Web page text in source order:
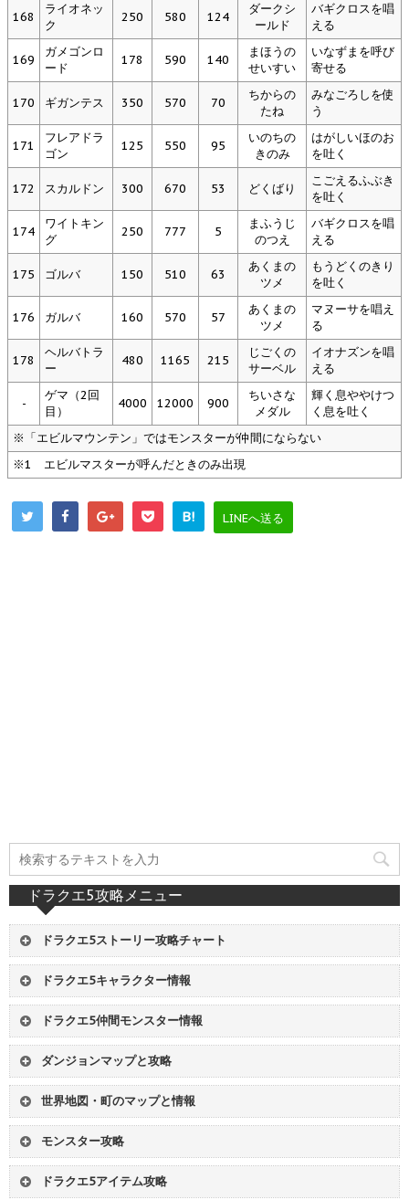
168
ライオネッ
ク
250 580 124
ダークシ
ールド
バギクロスを唱
える
169
ガメゴンロ
ード
178 590 140
まほうの
せいすい
いなずまを呼び
寄せる
170 ギガンテス 350 570 70
ちからの
たね
みなごろしを使
う
171
フレアドラ
ゴン
125 550 95
いのちの
きのみ
はがしいほのお
を吐く
172 スカルドン 300 670 53 どくばり
こごえるふぶき
を吐く
174
ワイトキン
グ
250 777 5
まふうじ
のつえ
バギクロスを唱
える
175 ゴルバ 150 510 63
あくまの
ツメ
もうどくのきり
を吐く
176 ガルバ 160 570 57
あくまの
ツメ
マヌーサを唱え
る
178
ヘルバトラ
ー
480 1165 215
じごくの
サーベル
イオナズンを唱
える
-
ゲマ（2回
目）
4000 12000 900
ちいさな
メダル
輝く息ややけつ
く息を吐く
※「エビルマウンテン」ではモンスターが仲間にならない
※1 エビルマスターが呼んだときのみ出現
B! LINEへ送る
ドラクエ5攻略メニュー
ドラクエ5ストーリー攻略チャート
01
ストレンジャー号 - レヌール城
02
妖精の村 - 古代の遺跡
03
青年時代前半開始 - ヘンリー離脱
04
ビスタの港 - ルラフェン南の洞窟
サラボナの町 - 結婚式
06
船入手 - テルパドール
07
ネッドの宿屋 - デーモンズタワー
08
青年時代後半開始 - 天空への塔
09
地下遺跡の洞窟 - 天空城
10
サラボナの町 - ボブルの塔
11
大神殿 - エビルマウンテン
ドラクエ5キャラクター情報
1 主人公 2 ビアンカ
3
フローラ
5 男の子 6 女の子
7
ヘンリー
ピピン
ドラクエ5仲間モンスター情報
仲間
仲間モンスターリスト
仲間
装備品グループ
仲間
仲間にできる場所一覧
仲間
おすすめ仲間モンスター
ダンジョンマップと攻略
サンタローズの洞窟
レヌール城
ドワーフの洞窟
古代の遺跡
ラインハットの洞窟
神の塔
滝の洞窟
チゾットの山道
世界地図・町のマップと情報
世界地図
妖精の世界マップ
暗黒世界マップ
サンタローズの村
アルカパの町
妖精の村
モンスター攻略
モンス
モンスター図鑑
モンス モンスター分布図（マップ付き）
ドラクエ5アイテム攻略